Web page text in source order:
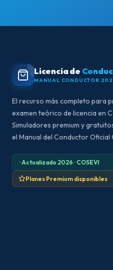
Licencia de
MANUAL CONDUCTOR
El recurso más completo para
examen teórico de licencia en
Simuladores premium y
el Manual del Conductor Oficial
Actualizado 2026 · COSEVI
Planes Premium disponibles